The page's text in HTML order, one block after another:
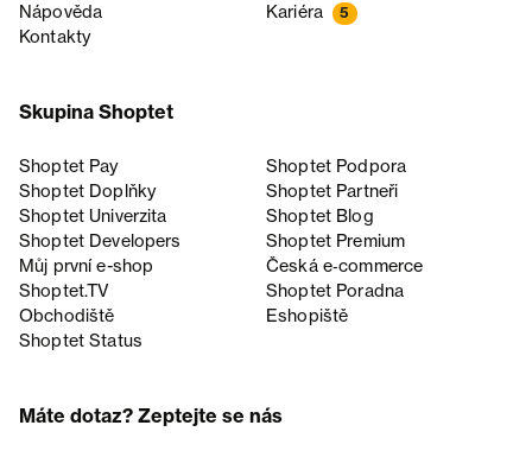
Nápověda
Kariéra 5
Kontakty
Skupina Shoptet
Shoptet Pay
Shoptet Podpora
Shoptet Doplňky
Shoptet Partneři
Shoptet Univerzita
Shoptet Blog
Shoptet Developers
Shoptet Premium
Můj první e-shop
Česká e‑commerce
Shoptet.TV
Shoptet Poradna
Obchodiště
Eshopiště
Shoptet Status
Máte dotaz? Zeptejte se nás